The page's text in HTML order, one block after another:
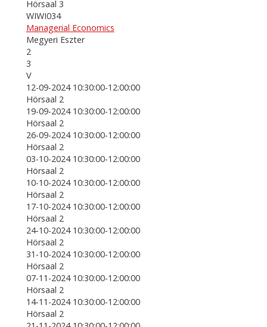
Hörsaal 3
WIWI034
Managerial Economics
Megyeri Eszter
2
3
V
12-09-2024 10:30:00-12:00:00
Hörsaal 2
19-09-2024 10:30:00-12:00:00
Hörsaal 2
26-09-2024 10:30:00-12:00:00
Hörsaal 2
03-10-2024 10:30:00-12:00:00
Hörsaal 2
10-10-2024 10:30:00-12:00:00
Hörsaal 2
17-10-2024 10:30:00-12:00:00
Hörsaal 2
24-10-2024 10:30:00-12:00:00
Hörsaal 2
31-10-2024 10:30:00-12:00:00
Hörsaal 2
07-11-2024 10:30:00-12:00:00
Hörsaal 2
14-11-2024 10:30:00-12:00:00
Hörsaal 2